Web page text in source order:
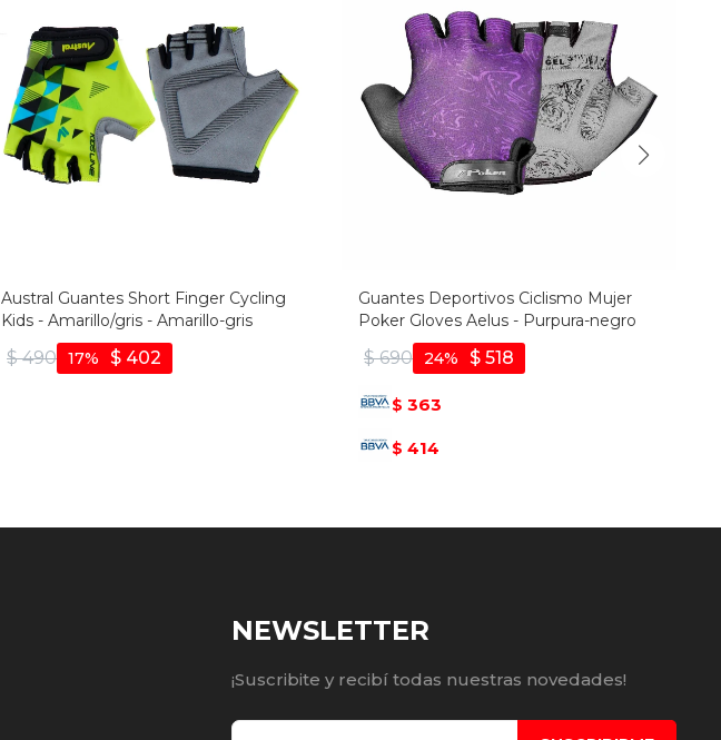
Austral Guantes Short Finger Cycling
Kids - Amarillo/gris - Amarillo-gris
$ 490 $ 402
17
Guantes Deportivos Ciclismo Mujer
Poker Gloves Aelus - Purpura-negro
$ 690 $ 518
24
$ 363
$ 414
NEWSLETTER
¡Suscribite y recibí todas nuestras novedades!